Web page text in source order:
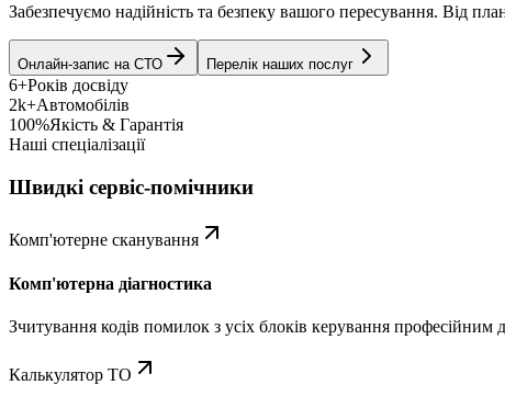
Забезпечуємо надійність та безпеку вашого пересування. Від
Онлайн-запис на СТО Перелік наших послуг
6+Років досвіду
2k+Автомобілів
100%Якість & Гарантія
Наші спеціалізації
Швидкі сервіс-помічники
Комп'ютерне сканування
Комп'ютерна діагностика
Зчитування кодів помилок з усіх блоків керування професійним
Калькулятор ТО